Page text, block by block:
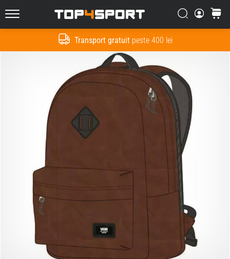
Transport gratuitpeste 400 lei
Top4Sport.ro Căutare
Cos